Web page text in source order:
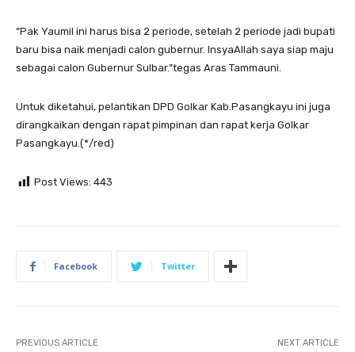
“Pak Yaumil ini harus bisa 2 periode, setelah 2 periode jadi bupati
baru bisa naik menjadi calon gubernur. InsyaAllah saya siap maju
sebagai calon Gubernur Sulbar.”tegas Aras Tammauni.
Untuk diketahui, pelantikan DPD Golkar Kab.Pasangkayu ini juga
dirangkaikan dengan rapat pimpinan dan rapat kerja Golkar
Pasangkayu.(*/red)
Post Views: 443
Facebook Twitter
PREVIOUS ARTICLE NEXT ARTICLE